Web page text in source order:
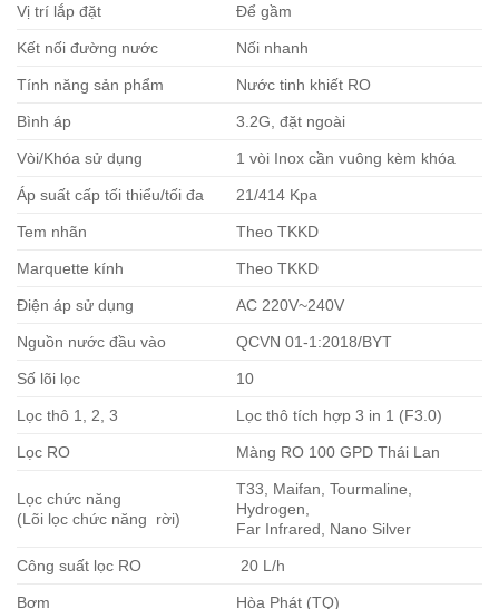
Vị trí lắp đặt Để gầm
Kết nối đường nước Nối nhanh
Tính năng sản phẩm Nước tinh khiết RO
Bình áp 3.2G, đặt ngoài
Vòi/Khóa sử dụng 1 vòi Inox cần vuông kèm khóa
Áp suất cấp tối thiểu/tối đa 21/414 Kpa
Tem nhãn Theo TKKD
Marquette kính Theo TKKD
Điện áp sử dụng AC 220V~240V
Nguồn nước đầu vào QCVN 01-1:2018/BYT
Số lõi lọc 10
Lọc thô 1, 2, 3 Lọc thô tích hợp 3 in 1 (F3.0)
Lọc RO Màng RO 100 GPD Thái Lan
Lọc chức năng
(Lõi lọc chức năng rời)
T33, Maifan, Tourmaline,
Hydrogen,
Far Infrared, Nano Silver
Công suất lọc RO 20 L/h
Bơm Hòa Phát (TQ)